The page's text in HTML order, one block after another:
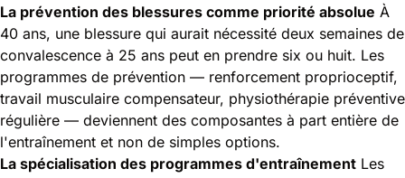
La prévention des blessures comme priorité absolue À
40 ans, une blessure qui aurait nécessité deux semaines de
convalescence à 25 ans peut en prendre six ou huit. Les
programmes de prévention — renforcement proprioceptif,
travail musculaire compensateur, physiothérapie préventive
régulière — deviennent des composantes à part entière de
l'entraînement et non de simples options.
La spécialisation des programmes d'entraînement Les